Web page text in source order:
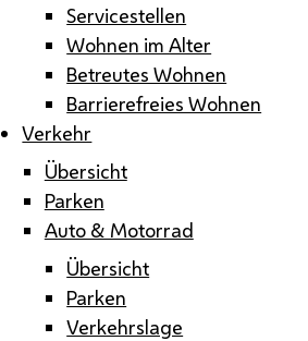
Servicestellen
Wohnen im Alter
Betreutes Wohnen
Barrierefreies Wohnen
Verkehr
Übersicht
Parken
Auto & Motorrad
Übersicht
Parken
Verkehrslage